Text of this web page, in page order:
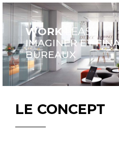
WORK LEASE
IMAGINER ET
BUREAUX
LE CONCEPT